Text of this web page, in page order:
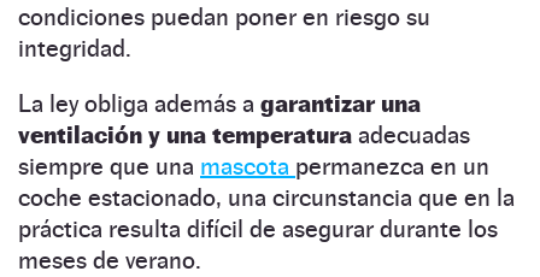
condiciones puedan poner en riesgo su
integridad.
La ley obliga además a garantizar una
ventilación y una temperatura adecuadas
siempre que una mascota permanezca en un
coche estacionado, una circunstancia que en la
práctica resulta difícil de asegurar durante los
meses de verano.